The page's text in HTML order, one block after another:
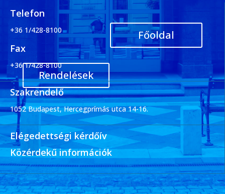
Főoldal
Rendelések
Telefon
+36 1/428-8100
Fax
+36 1/428-8100
Szakrendelő
1052 Budapest, Hercegprímás utca 14-16.
Elégedettségi kérdőív
Közérdekű információk